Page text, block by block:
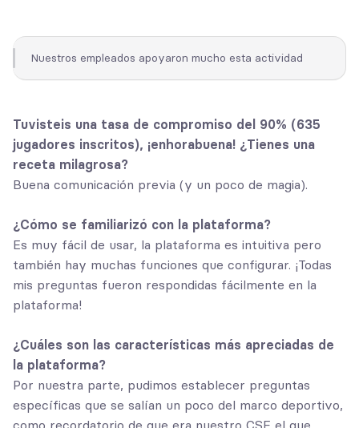
Nuestros empleados apoyaron mucho esta actividad
Tuvisteis una tasa de compromiso del 90% (635
jugadores inscritos), ¡enhorabuena! ¿Tienes una
receta milagrosa?
Buena comunicación previa (y un poco de magia).
¿Cómo se familiarizó con la plataforma?
Es muy fácil de usar, la plataforma es intuitiva pero
también hay muchas funciones que configurar. ¡Todas
mis preguntas fueron respondidas fácilmente en la
plataforma!
¿Cuáles son las características más apreciadas de
la plataforma?
Por nuestra parte, pudimos establecer preguntas
específicas que se salían un poco del marco deportivo,
como recordatorio de que era nuestro CSE el que